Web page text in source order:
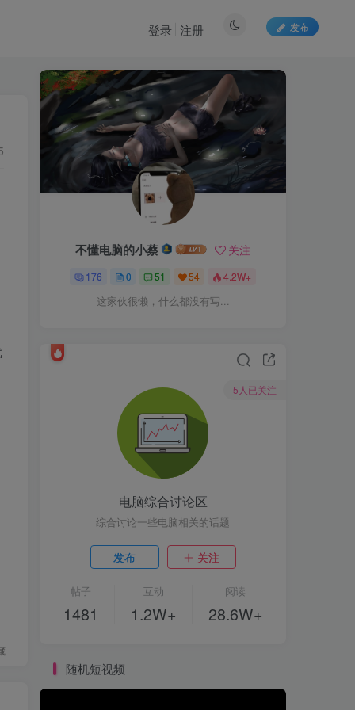
发布
登录 注册
不懂电脑的小蔡 关注
176 0 51 54 4.2W+
这家伙很懒，什么都没有写...
5人已关注
电脑综合讨论区
综合讨论一些电脑相关的话题
发布 关注
帖子
1481
互动
1.2W+
阅读
28.6W+
随机短视频